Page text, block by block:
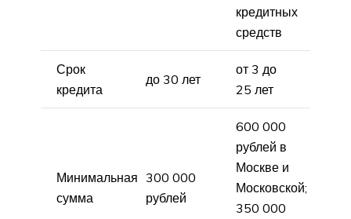
кредитных
средств
Срок
кредита
до 30 лет
от 3 до
25 лет
Минимальная
сумма
300 000
рублей
600 000
рублей в
Москве и
Московской;
350 000